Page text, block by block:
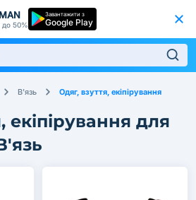
до 50%
Завантажити з
Google Play
В'язь Одяг, взуття, екіпірування
екіпірування для